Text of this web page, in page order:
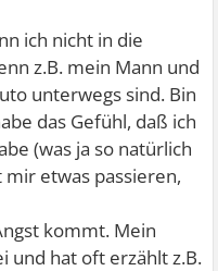
ich nicht in die
z.B. mein Mann und
unterwegs sind. Bin
das Gefühl, daß ich
(was ja so natürlich
etwas passieren,
kommt. Mein
und hat oft erzählt z.B.